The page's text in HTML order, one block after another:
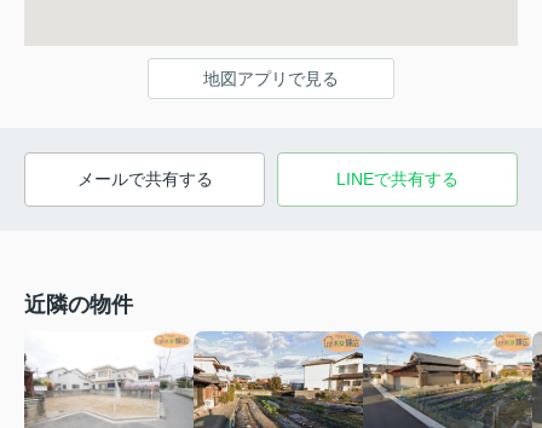
地図アプリで見る
メールで共有する LINEで共有する
近隣の物件